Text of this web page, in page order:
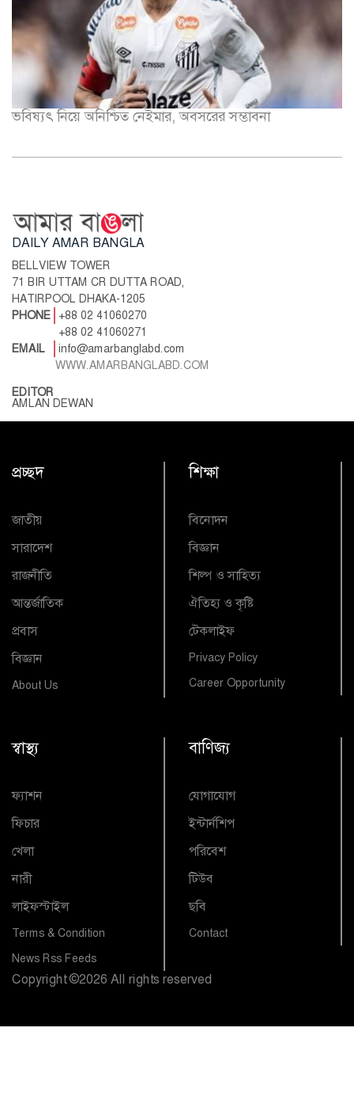
ভবিষ্যৎ নিয়ে অনিশ্চিত নেইমার, অবসরের সম্ভাবনা
DAILY AMAR BANGLA
BELLVIEW TOWER
71 BIR UTTAM CR DUTTA ROAD,
HATIRPOOL DHAKA-1205
PHONE
+88 02 41060270
+88 02 41060271
EMAIL
info@amarbanglabd.com
WWW.AMARBANGLABD.COM
EDITOR
AMLAN DEWAN
প্রচ্ছদ
জাতীয়
সারাদেশ
রাজনীতি
আন্তর্জাতিক
প্রবাস
বিজ্ঞান
About Us
শিক্ষা
বিনোদন
বিজ্ঞান
শিল্প ও সাহিত্য
ঐতিহ্য ও কৃষ্টি
টেকলাইফ
Privacy Policy
Career Opportunity
স্বাস্থ্য
ফ্যাশন
ফিচার
খেলা
নারী
লাইফস্টাইল
Terms & Condition
News Rss Feeds
বাণিজ্য
যোগাযোগ
ইন্টার্নশিপ
পরিবেশ
টিউব
ছবি
Contact
Copyright©2026 All rights reserved